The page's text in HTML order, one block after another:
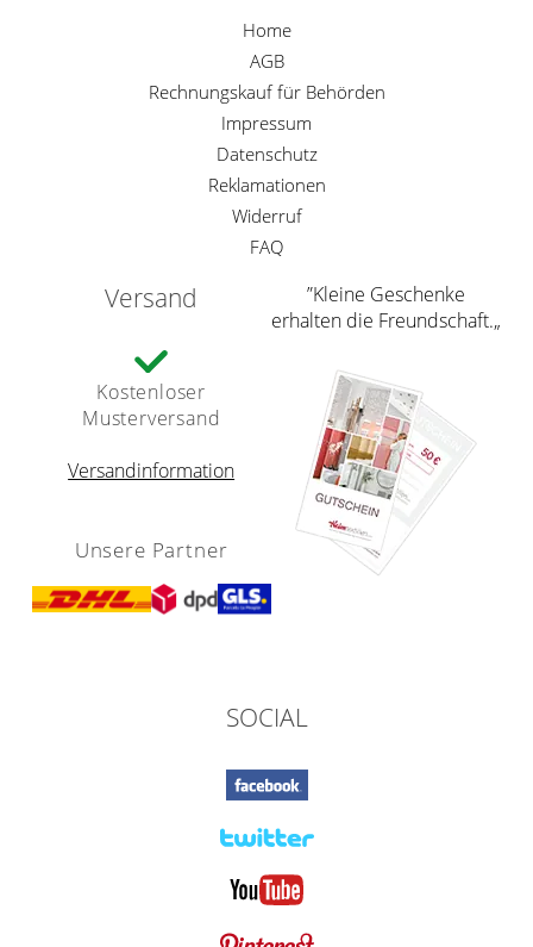
Home
AGB
Rechnungskauf für Behörden
Impressum
Datenschutz
Reklamationen
Widerruf
FAQ
Versand
Kostenloser
Musterversand
Versandinformation
Unsere Partner
”Kleine Geschenke
erhalten die Freundschaft.„
SOCIAL